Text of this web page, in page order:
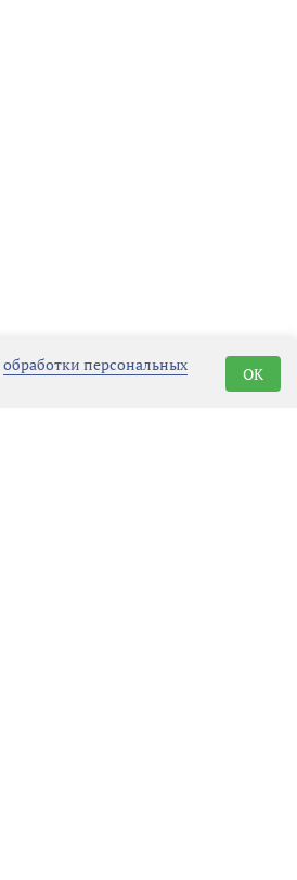
обработки персональных OK